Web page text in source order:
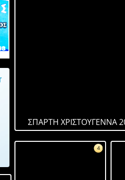
ΣΠΑΡΤΗ ΧΡΙΣΤΟΥΓΕΝΝΑ
4